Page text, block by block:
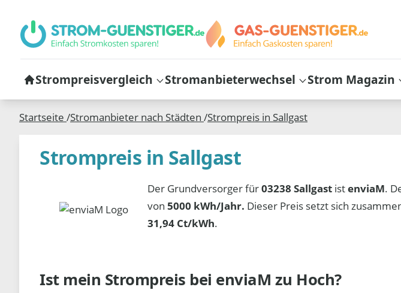
Strompreisvergleich Stromanbieterwechsel Strom Magazin
Startseite /Stromanbieter nach Städten /Strompreis in Sallgast
Strompreis in Sallgast
Der Grundversorger für03238 Sallgast istenviaM.
von5000 kWh/Jahr. Dieser Preis setzt sich
31,94 Ct/kWh.
Ist mein Strompreis bei enviaM zu Hoch?